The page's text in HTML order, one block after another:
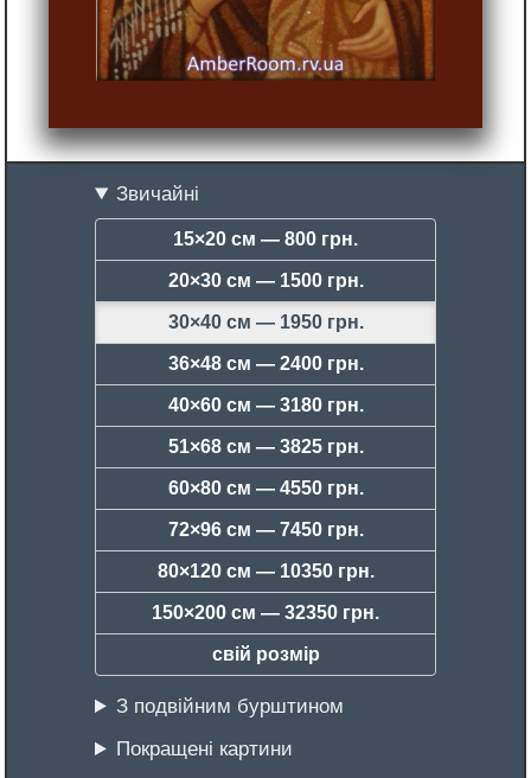
Звичайні
15×20 см — 800 грн.
20×30 см — 1500 грн.
30×40 см — 1950 грн.
36×48 см — 2400 грн.
40×60 см — 3180 грн.
51×68 см — 3825 грн.
60×80 см — 4550 грн.
72×96 см — 7450 грн.
80×120 см — 10350 грн.
150×200 см — 32350 грн.
свій розмір
З подвійним бурштином
Покращені картини